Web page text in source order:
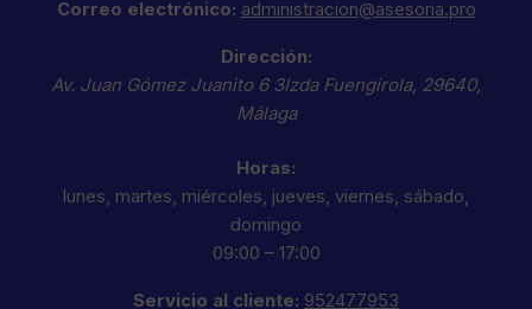
Correo electrónico: administracion@asesoria.pro
Dirección:
Av. Juan Gómez Juanito 6 3Izda Fuengirola, 29640,
Málaga
Horas:
lunes, martes, miércoles, jueves, viernes, sábado,
domingo
09:00 – 17:00
Servicio al cliente: 952477953